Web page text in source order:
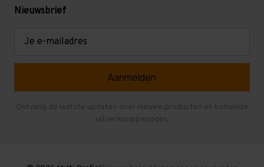
Levering en afhalen
Mezzanine
Verdiepingsvloeren
Gebruikte entresolvloeren
Nieuwsbrief
Ontvang de laatste updates over nieuwe producten en komende
uitverkoopperiodes